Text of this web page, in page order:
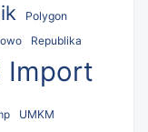
Polygon
Republika
Import
UMKM